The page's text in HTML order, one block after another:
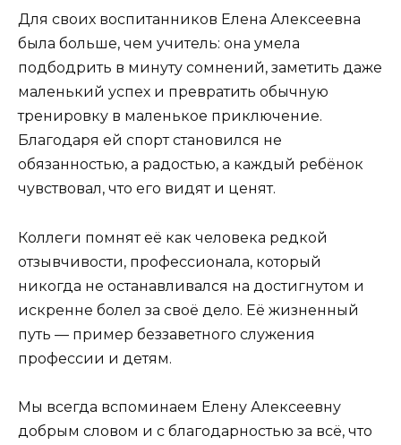
Для своих воспитанников Елена Алексеевна
была больше, чем учитель: она умела
подбодрить в минуту сомнений, заметить даже
маленький успех и превратить обычную
тренировку в маленькое приключение.
Благодаря ей спорт становился не
обязанностью, а радостью, а каждый ребёнок
чувствовал, что его видят и ценят.
Коллеги помнят её как человека редкой
отзывчивости, профессионала, который
никогда не останавливался на достигнутом и
искренне болел за своё дело. Её жизненный
путь — пример беззаветного служения
профессии и детям.
Мы всегда вспоминаем Елену Алексеевну
добрым словом и с благодарностью за всё, что